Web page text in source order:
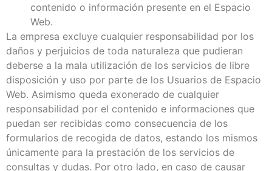
contenido o información presente en el Espacio
Web.
La empresa excluye cualquier responsabilidad por los
daños y perjuicios de toda naturaleza que pudieran
deberse a la mala utilización de los servicios de libre
disposición y uso por parte de los Usuarios de Espacio
Web. Asimismo queda exonerado de cualquier
responsabilidad por el contenido e informaciones que
puedan ser recibidas como consecuencia de los
formularios de recogida de datos, estando los mismos
únicamente para la prestación de los servicios de
consultas y dudas. Por otro lado, en caso de causar